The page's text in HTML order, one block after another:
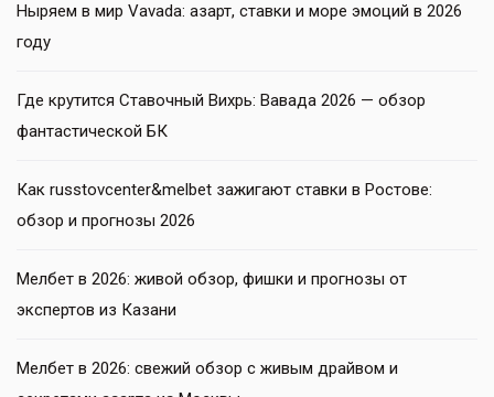
Ныряем в мир Vavada: азарт, ставки и море эмоций в 2026
году
Где крутится Ставочный Вихрь: Вавада 2026 — обзор
фантастической БК
Как russtovcenter&melbet зажигают ставки в Ростове:
обзор и прогнозы 2026
Мелбет в 2026: живой обзор, фишки и прогнозы от
экспертов из Казани
Мелбет в 2026: свежий обзор с живым драйвом и